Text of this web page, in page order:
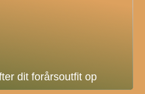
dit forårsoutfit op